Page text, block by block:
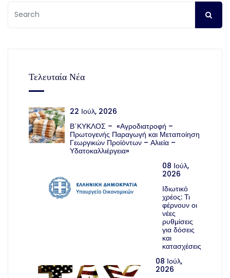
Τελευταία Νέα
22 Ιούλ, 2026
Β΄ΚΥΚΛΟΣ – «Αγροδιατροφή –
Πρωτογενής Παραγωγή και Μεταποίηση
Γεωργικών Προϊόντων – Αλιεία –
Υδατοκαλλιέργεια»
08 Ιούλ,
2026
Ιδιωτικό
χρέος: Τι
φέρνουν οι
νέες
ρυθμίσεις
για δόσεις
και
κατασχέσεις
08 Ιούλ,
2026